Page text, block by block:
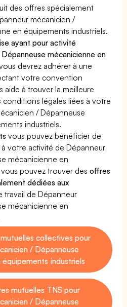
des offres spécialement
mécanicien /
en équipements industriels.
ayant pour activité
mécanicienne en
devrez adhérer à une
votre convention
aide à trouver la meilleure
conditions légales liées à votre
/ Dépanneuse
industriels.
vous pouvez bénéficier de
votre activité de Dépanneur
mécanicienne en
pouvez trouver desoffres
dédiées aux
travail de Dépanneur
mécanicienne en
collectives pour
/ Dépanneuse
équipements industriels
mutuelles TNS pour
/ Dépanneuse